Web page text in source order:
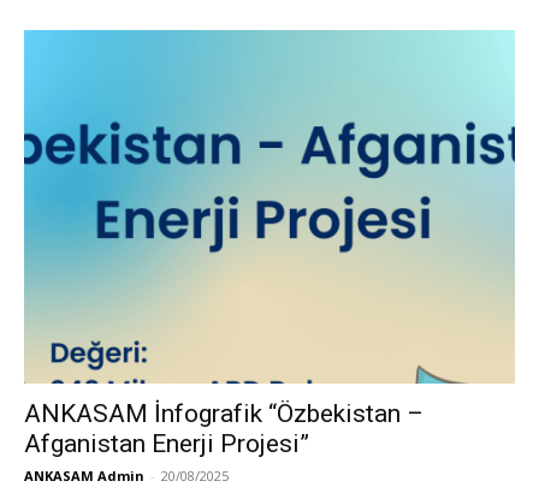
ANKASAM İnfografik “Özbekistan –
Afganistan Enerji Projesi”
ANKASAM Admin - 20/08/2025